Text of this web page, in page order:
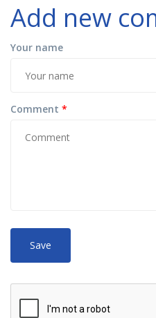
Add new
Your name
Comment *
HTML
Web page addresses
Lines and paragraphs